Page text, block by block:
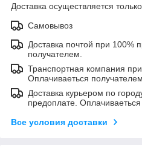
Доставка осуществляется
Самовывоз
Доставка почтой при 100%
получателем.
Транспортная компания
Оплачиваеться получателем.
Доставка курьером по
предоплате. Оплачиваеться
Все условия доставки